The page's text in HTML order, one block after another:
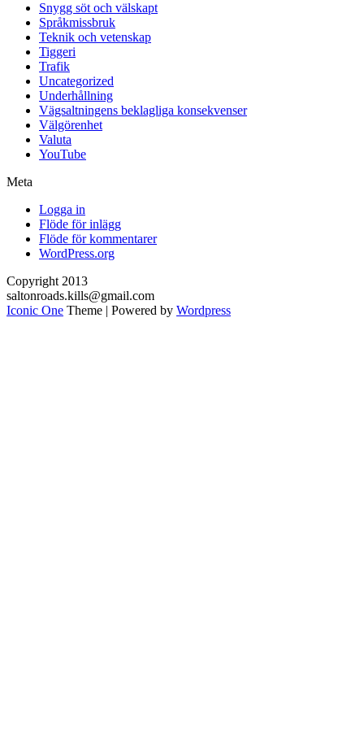
Snygg söt och välskapt
Språkmissbruk
Teknik och vetenskap
Tiggeri
Trafik
Uncategorized
Underhållning
Vägsaltningens beklagliga konsekvenser
Välgörenhet
Valuta
YouTube
Meta
Logga in
Flöde för inlägg
Flöde för kommentarer
WordPress.org
Copyright 2013
saltonroads.kills@gmail.com
Iconic One Theme | Powered by Wordpress